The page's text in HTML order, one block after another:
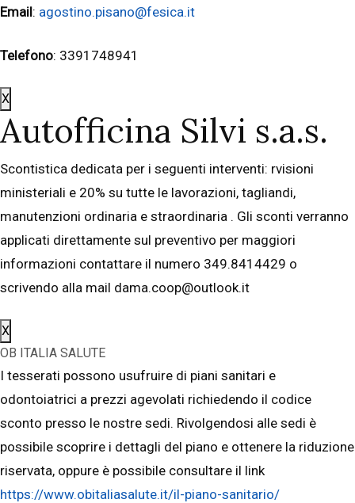
Email: agostino.pisano@fesica.it
Telefono: 3391748941
X
Autofficina Silvi s.a.s.
Scontistica dedicata per i seguenti interventi: rvisioni
ministeriali e 20% su tutte le lavorazioni, tagliandi,
manutenzioni ordinaria e straordinaria . Gli sconti verranno
applicati direttamente sul preventivo per maggiori
informazioni contattare il numero 349.8414429 o
scrivendo alla mail dama.coop@outlook.it
X
OB ITALIA SALUTE
I tesserati possono usufruire di piani sanitari e
odontoiatrici a prezzi agevolati richiedendo il codice
sconto presso le nostre sedi. Rivolgendosi alle sedi è
possibile scoprire i dettagli del piano e ottenere la riduzione
riservata, oppure è possibile consultare il link
https://www.obitaliasalute.it/il-piano-sanitario/